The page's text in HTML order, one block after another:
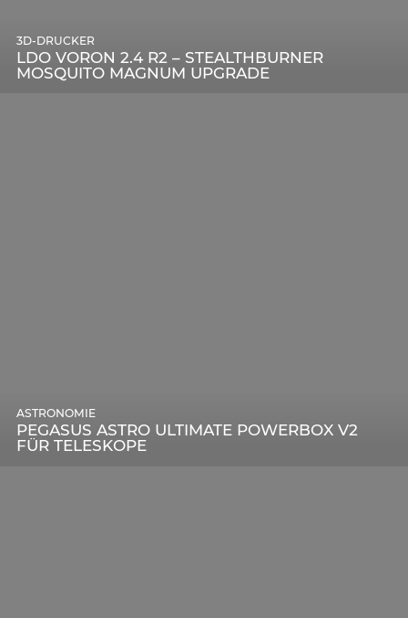
LDO VORON 2.4 R2 – STEALTHBURNER
MOSQUITO MAGNUM UPGRADE
3D-DRUCKER
PEGASUS ASTRO ULTIMATE POWERBOX V2
FÜR TELESKOPE
ASTRONOMIE